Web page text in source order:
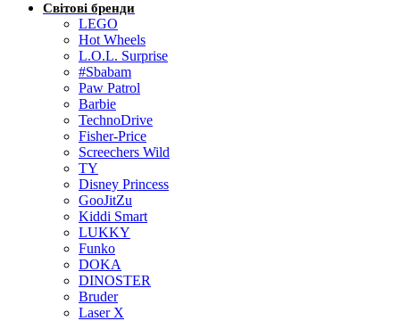
Світові бренди
LEGO
Hot Wheels
L.O.L. Surprise
#Sbabam
Paw Patrol
Barbie
TechnoDrive
Fisher-Price
Screechers Wild
TY
Disney Princess
GooJitZu
Kiddi Smart
LUKKY
Funko
DOKA
DINOSTER
Bruder
Laser X